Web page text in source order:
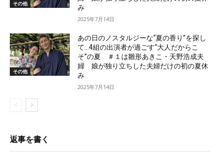
その他
み
2025年7月14日
その他
あの日のノスタルジーな“夏の香り”を探し
て…4組の出演者が過ごす“大人だからこ
そ”の夏 ＃１は雛形あきこ・天野浩成夫
婦 娘が独り立ちした夫婦だけの初の夏休
み
2025年7月14日
返事を書く